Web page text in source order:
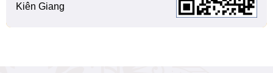
Kiên Giang